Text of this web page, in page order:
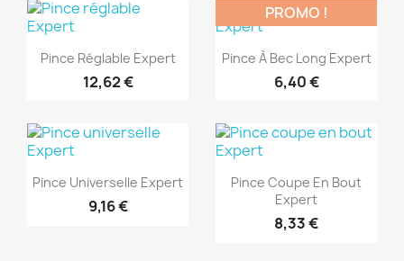
Aperçu rapide
Pince Réglable Expert
12,62 €
 Aperçu rapide
Pince À Bec Long Expert
6,40 €
(1)
PROMO !
 Aperçu rapide
Pince Universelle Expert
9,16 €
Aperçu rapide
Pince Coupe En Bout
Expert
8,33 €